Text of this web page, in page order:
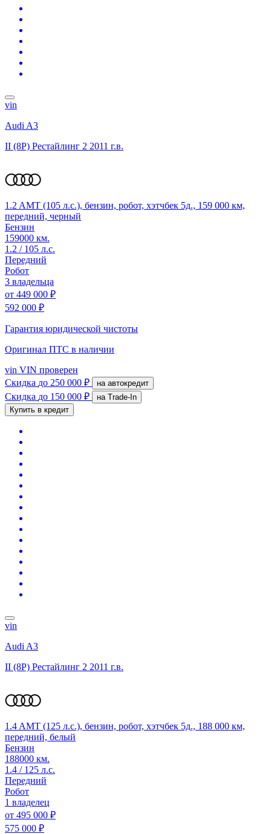
vin
Audi A3
II (8P) Рестайлинг 2 2011 г.в.
1.2 AMT (105 л.с.), бензин, робот, хэтчбек 5д., 159 000 км,
передний, черный
Бензин
159000 км.
1.2 / 105 л.с.
Передний
Робот
3 владельца
от 449 000 ₽
592 000 ₽
Гарантия юридической чистоты
Оригинал ПТС в наличии
vin VIN проверен
Скидка до 250 000 ₽ на автокредит
Скидка до 150 000 ₽
на Trade-In
Купить в кредит
vin
Audi A3
II (8P) Рестайлинг 2 2011 г.в.
1.4 AMT (125 л.с.), бензин, робот, хэтчбек 5д., 188 000 км,
передний, белый
Бензин
188000 км.
1.4 / 125 л.с.
Передний
Робот
1 владелец
от 495 000 ₽
575 000 ₽